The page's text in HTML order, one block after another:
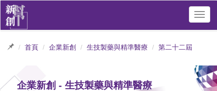
首頁 企業新創 生技製藥與精準醫療 第二十二屆
企業新創 - 生技製藥與精準醫療